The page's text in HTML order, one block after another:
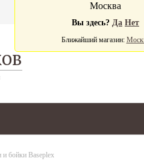
Москва
Вы здесь? Да Нет
Ближайший магазин:
и бойки Baseplex